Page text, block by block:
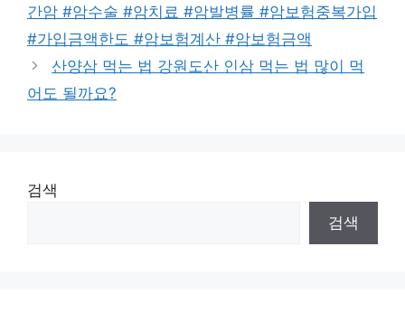
간암 #암수술 #암치료 #암발병률 #암보험중복가입
#가입금액한도 #암보험계산 #암보험금액
산양삼 먹는 법 강원도산 인삼 먹는 법 많이 먹
어도 될까요?
검색
검색